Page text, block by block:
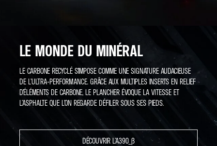
LE MONDE DU MINÉRAL​
LE CARBONE RECYCLÉ S’IMPOSE COMME UNE SIGNATURE AUDACIEUSE
DE L’ULTRA-PERFORMANCE. GRÂCE AUX MULTIPLES INSERTS EN RELIEF
D’ÉLÉMENTS DE CARBONE, LE PLANCHER ÉVOQUE LA VITESSE ET
L’ASPHALTE QUE L’ON REGARDE DÉFILER SOUS SES PIEDS.
DÉCOUVRIR L’A390_Β